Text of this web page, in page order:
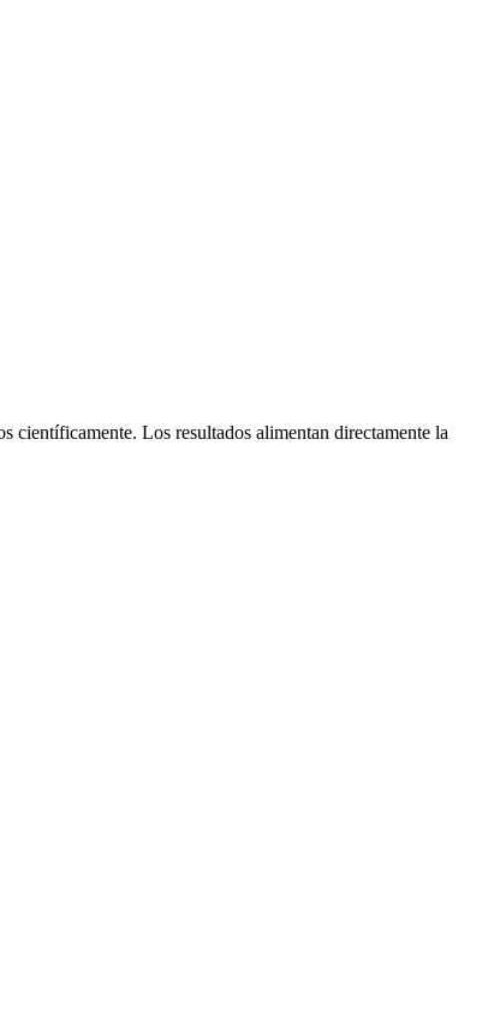
científicamente. Los resultados alimentan directamente la